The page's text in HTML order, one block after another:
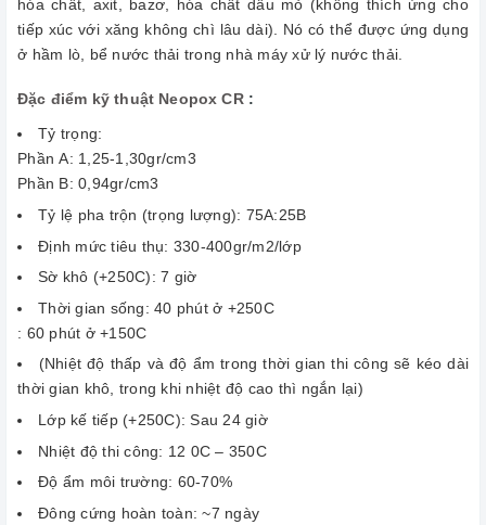
hóa chất, axit, bazơ, hóa chất dầu mỏ (không thích ứng cho
tiếp xúc với xăng không chì lâu dài). Nó có thể được ứng dụng
ở hầm lò, bể nước thải trong nhà máy xử lý nước thải.
Đặc điểm kỹ thuật Neopox CR:
Tỷ trọng:
Phần Α: 1,25-1,30gr/cm3
Phần B: 0,94gr/cm3
Tỷ lệ pha trộn (trọng lượng): 75A:25B
Định mức tiêu thụ: 330-400gr/m2/lớp
Sờ khô (+250C): 7 giờ
Thời gian sống: 40 phút ở +250C
: 60 phút ở +150C
(Nhiệt độ thấp và độ ẩm trong thời gian thi công sẽ kéo dài
thời gian khô, trong khi nhiệt độ cao thì ngắn lại)
Lớp kế tiếp (+250C): Sau 24 giờ
Nhiệt độ thi công: 12 0C – 350C
Độ ẩm môi trường: 60-70%
Đông cứng hoàn toàn: ~7 ngày